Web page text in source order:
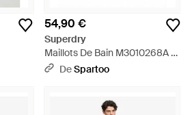
54,90 €
Superdry
Maillots De Bain M3010268A -
Orange
DeSpartoo